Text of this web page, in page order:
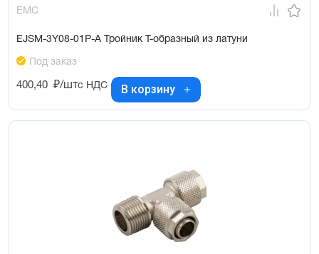
EMC
EJSM-3Y08-01P-A Тройник Т-образный из латуни
Под заказ
400,40 ₽/штс НДС В корзину